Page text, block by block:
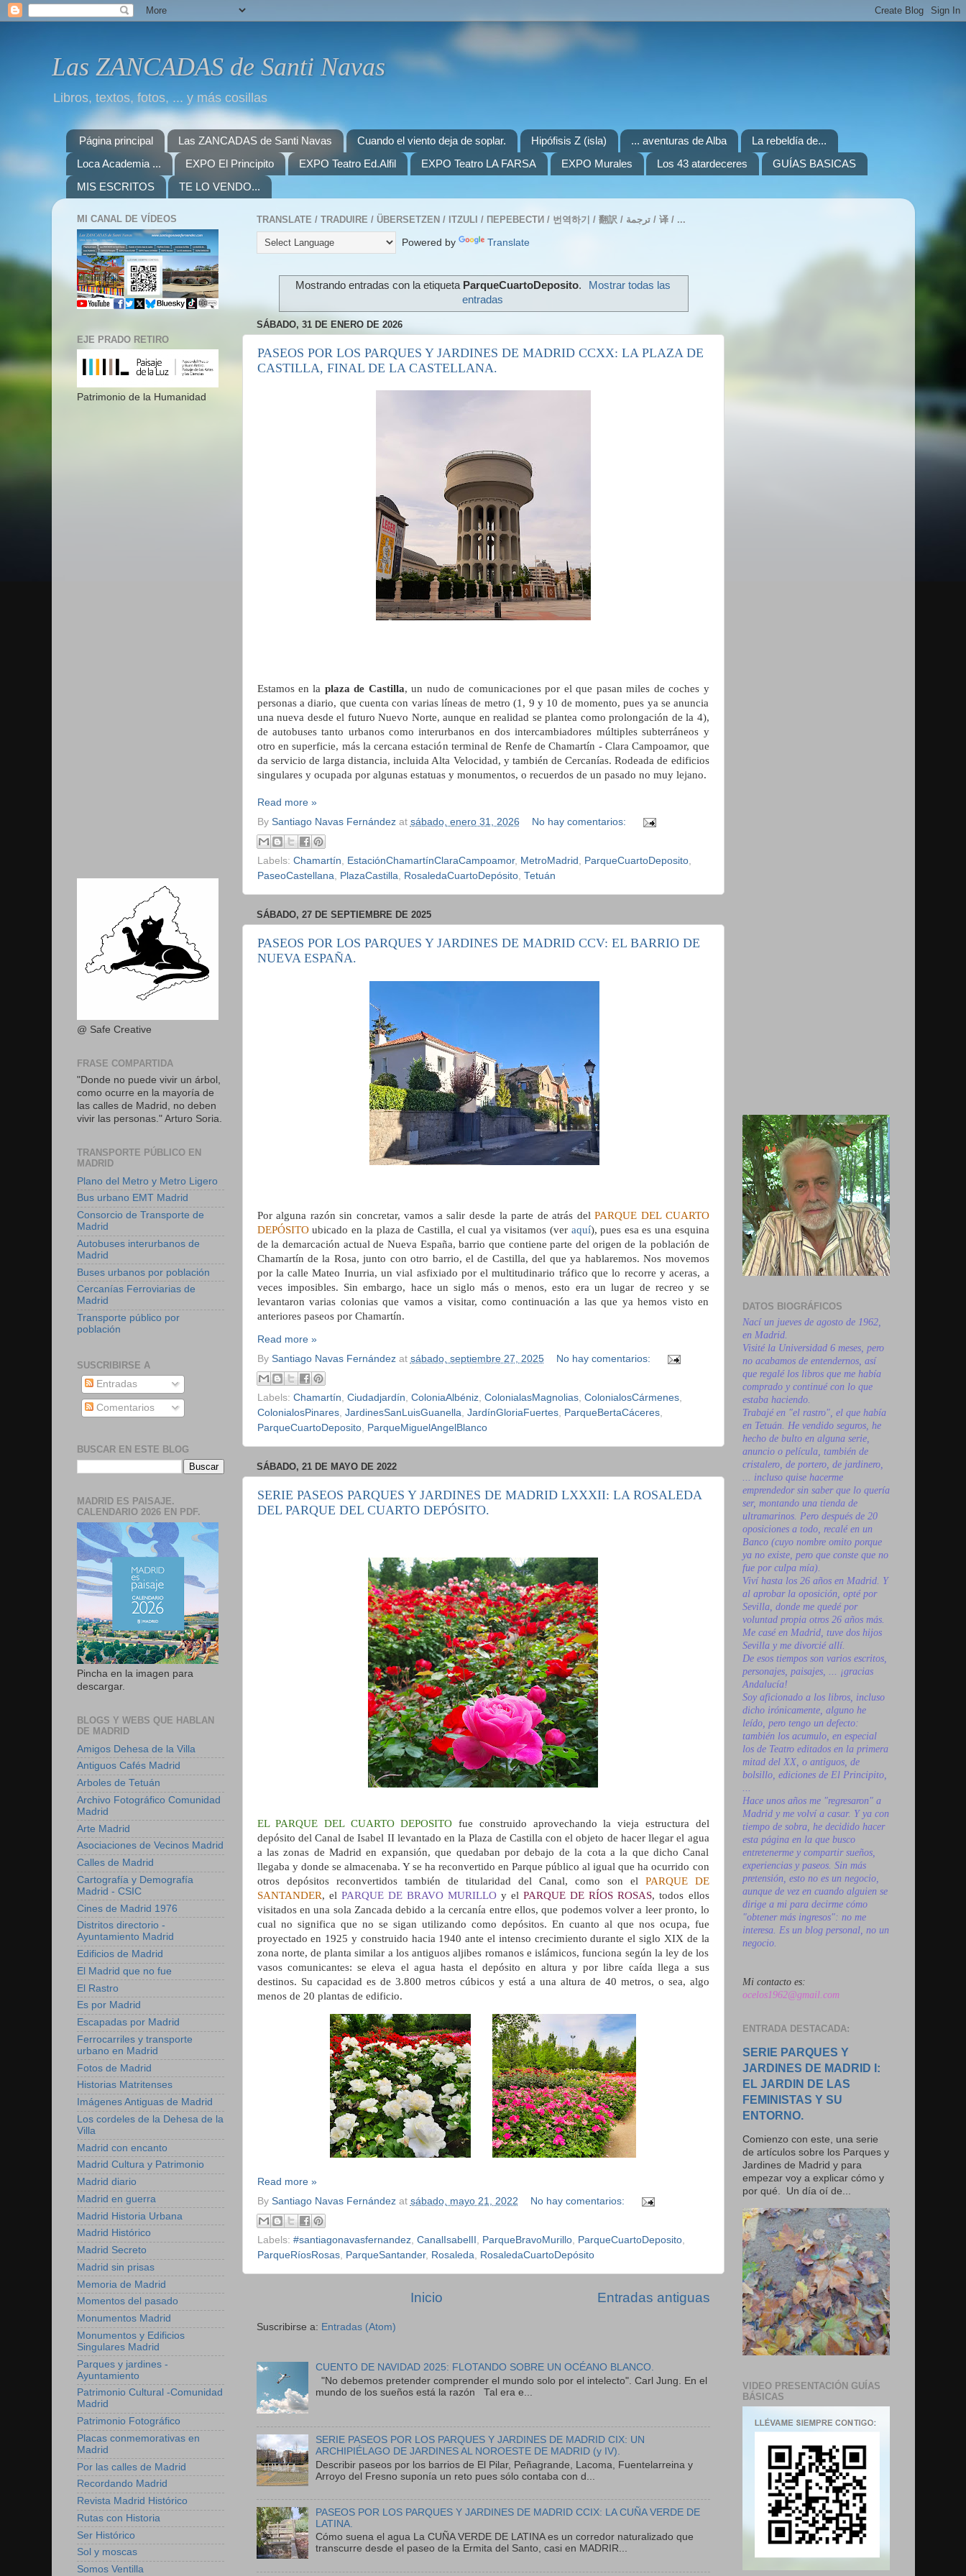
Las ZANCADAS de Santi Navas
Libros, textos, fotos, ... y más cosillas
Página principal Las ZANCADAS de Santi Navas Cuando el viento deja de soplar. Hipófisis Z (isla) ... aventuras de Alba
La rebeldía de...
Loca Academia ...
EXPO El Principito EXPO Teatro Ed.Alfil EXPO Teatro LA FARSA EXPO Murales Los 43 atardeceres
GUÍAS BASICAS
MIS ESCRITOS
TE LO VENDO...
TRANSLATE / TRADUIRE / ÜBERSETZEN / ITZULI / ПЕРЕВЕСТИ / 번역하기 / 翻訳 / ترجمة / 译 / ...
Powered by Translate
Mostrando entradas con la etiqueta ParqueCuartoDeposito.
Mostrar todas las
entradas
SÁBADO, 31 DE ENERO DE 2026
PASEOS POR LOS PARQUES Y JARDINES DE MADRID CCXX: LA PLAZA DE
CASTILLA, FINAL DE LA CASTELLANA.
Estamos en la plaza de Castilla, un nudo de comunicaciones por el que pasan miles de coches y
personas a diario, que cuenta con varias líneas de metro (1, 9 y 10 de momento, pues ya se anuncia
una nueva desde el futuro Nuevo Norte, aunque en realidad se plantea como prolongación de la 4),
de autobuses tanto urbanos como interurbanos en dos intercambiadores múltiples subterráneos y
otro en superficie, más la cercana estación terminal de Renfe de Chamartín - Clara Campoamor, que
da servicio de larga distancia, incluida Alta Velocidad, y también de Cercanías. Rodeada de edificios
singulares y ocupada por algunas estatuas y monumentos, o recuerdos de un pasado no muy lejano.
Read more »
By Santiago Navas Fernández at sábado, enero 31, 2026 No hay comentarios:
Labels: Chamartín EstaciónChamartínClaraCampoamor, MetroMadrid ParqueCuartoDeposito,
PaseoCastellana
PlazaCastilla RosaledaCuartoDepósito, Tetuán
SÁBADO, 27 DE SEPTIEMBRE DE 2025
PASEOS POR LOS PARQUES Y JARDINES DE MADRID CCV: EL BARRIO DE
NUEVA ESPAÑA.
Por alguna razón sin concretar, vamos a salir desde la parte de atrás delPARQUE DEL CUARTO
DEPÓSITOubicado en la plaza de Castilla, el cual ya visitamos (ver aquí), pues esa es una esquina
de la demarcación actual de Nueva España, barrio que contiene parte del origen de la población de
Chamartín de la Rosa, junto con otro barrio, el de Castilla, del que ya hablaremos. Nos movemos
por la calle Mateo Inurria, un vial asfixiado por el multitudinario tráfico que lo recorre y aceras, a
veces imposibles. Sin embargo, hace un siglo más o menos, esto era un lugar de recreo y se
levantaron varias colonias que vamos a visitar, como continuación a las que ya hemos visto en
anteriores paseos por Chamartín.
Read more »
By Santiago Navas Fernández at sábado, septiembre 27, 2025 No hay comentarios:
Labels: Chamartín Ciudadjardín ColoniaAlbéniz, ColonialasMagnolias, ColonialosCármenes,
ColonialosPinares, JardinesSanLuisGuanella JardínGloriaFuertes, ParqueBertaCáceres,
ParqueCuartoDeposito, ParqueMiguelAngelBlanco
SÁBADO, 21 DE MAYO DE 2022
SERIE PASEOS PARQUES Y JARDINES DE MADRID LXXXII: LA ROSALEDA
DEL PARQUE DEL CUARTO DEPÓSITO.
EL PARQUE DEL CUARTO DEPOSITO fue construido aprovechando la vieja estructura del
depósito del Canal de Isabel II levantado en la Plaza de Castilla con el objeto de hacer llegar el agua
a las zonas de Madrid en expansión, que quedaban por debajo de la cota a la que dicho Canal
llegaba y donde se almacenaba. Y se ha reconvertido en Parque público al igual que ha ocurrido con
otros depósitos reconvertidos también de titularidad del Canal, como son el PARQUE DE
SANTANDER, el PARQUE DE BRAVO MURILLOy elPARQUE DE RÍOS ROSAS, todos ellos
visitados en una sola Zancada debido a la cercanía entre ellos, que podemos volver a leer pronto, lo
cual no significa que no se sigan utilizando como depósitos. En cuanto al que nos ocupa, fue
proyectado en 1925 y construido hacia 1940 ante el intenso crecimiento durante el siglo XIX de la
zona norte, de planta similar a los antiguos aljibes romanos e islámicos, funciona según la ley de los
vasos comunicantes: se eleva el agua hasta el depósito en altura y por libre caída llega a sus
destinos. Su capacidad es de 3.800 metros cúbicos y está a una altura de 40 metros, o sea, algo
menos de 20 plantas de edificio.
Read more »
By Santiago Navas Fernández at sábado, mayo 21, 2022 No hay comentarios:
Labels: #santiagonavasfernandez, CanalIsabelII ParqueBravoMurillo, ParqueCuartoDeposito,
ParqueRíosRosas, ParqueSantander, Rosaleda RosaledaCuartoDepósito
Entradas antiguas
Inicio
Suscribirse a: Entradas (Atom)
CUENTO DE NAVIDAD 2025: FLOTANDO SOBRE UN OCÉANO BLANCO.
"No debemos pretender comprender el mundo solo por el intelecto". Carl Jung. En el
mundo de los sueños está la razón Tal era e...
SERIE PASEOS POR LOS PARQUES Y JARDINES DE MADRID CIX: UN
ARCHIPIÉLAGO DE JARDINES AL NOROESTE DE MADRID (y IV).
Describir paseos por los barrios de El Pilar, Peñagrande, Lacoma, Fuentelarreina y
Arroyo del Fresno suponía un reto pues sólo contaba con d...
PASEOS POR LOS PARQUES Y JARDINES DE MADRID CCIX: LA CUÑA VERDE DE
LATINA.
Cómo suena el agua La CUÑA VERDE DE LATINA es un corredor naturalizado que
transcurre desde el paseo de la Ermita del Santo, casi en MADRIR...
MI CANAL DE VÍDEOS
EJE PRADO RETIRO
Patrimonio de la Humanidad
@ Safe Creative
FRASE COMPARTIDA
"Donde no puede vivir un árbol,
como ocurre en la mayoría de
las calles de Madrid, no deben
vivir las personas." Arturo Soria.
TRANSPORTE PÚBLICO EN
MADRID
Plano del Metro y Metro Ligero
Bus urbano EMT Madrid
Consorcio de Transporte de
Madrid
Autobuses interurbanos de
Madrid
Buses urbanos por población
Cercanías Ferroviarias de
Madrid
Transporte público por
población
SUSCRIBIRSE A
Entradas
Comentarios
BUSCAR EN ESTE BLOG
MADRID ES PAISAJE.
CALENDARIO 2026 EN PDF.
Pincha en la imagen para
descargar.
BLOGS Y WEBS QUE HABLAN
DE MADRID
Amigos Dehesa de la Villa
Antiguos Cafés Madrid
Arboles de Tetuán
Archivo Fotográfico Comunidad
Madrid
Arte Madrid
Asociaciones de Vecinos Madrid
Calles de Madrid
Cartografía y Demografía
Madrid - CSIC
Cines de Madrid 1976
Distritos directorio -
Ayuntamiento Madrid
Edificios de Madrid
El Madrid que no fue
El Rastro
Es por Madrid
Escapadas por Madrid
Ferrocarriles y transporte
urbano en Madrid
Fotos de Madrid
Historias Matritenses
Imágenes Antiguas de Madrid
Los cordeles de la Dehesa de la
Villa
Madrid con encanto
Madrid Cultura y Patrimonio
Madrid diario
Madrid en guerra
Madrid Historia Urbana
Madrid Histórico
Madrid Secreto
Madrid sin prisas
Memoria de Madrid
Momentos del pasado
Monumentos Madrid
Monumentos y Edificios
Singulares Madrid
Parques y jardines -
Ayuntamiento
Patrimonio Cultural -Comunidad
Madrid
Patrimonio Fotográfico
Placas conmemorativas en
Madrid
Por las calles de Madrid
Recordando Madrid
Revista Madrid Histórico
Rutas con Historia
Ser Histórico
Sol y moscas
Somos Ventilla
DATOS BIOGRÁFICOS
Nací un jueves de agosto de 1962,
en Madrid.
Visité la Universidad 6 meses, pero
no acabamos de entendernos, así
que regalé los libros que me había
comprado y continué con lo que
estaba haciendo.
Trabajé en "el rastro", el que había
en Tetuán. He vendido seguros, he
hecho de bulto en alguna serie,
anuncio o película, también de
cristalero, de portero, de jardinero,
... incluso quise hacerme
emprendedor sin saber que lo quería
ser, montando una tienda de
ultramarinos. Pero después de 20
oposiciones a todo, recalé en un
Banco (cuyo nombre omito porque
ya no existe, pero que conste que no
fue por culpa mía).
Viví hasta los 26 años en Madrid. Y
al aprobar la oposición, opté por
Sevilla, donde me quedé por
voluntad propia otros 26 años más.
Me casé en Madrid, tuve dos hijos
Sevilla y me divorcié allí.
De esos tiempos son varios escritos,
personajes, paisajes, ... ¡gracias
Andalucía!
Soy aficionado a los libros, incluso
dicho irónicamente, alguno he
leído, pero tengo un defecto:
también los acumulo, en especial
los de Teatro editados en la primera
mitad del XX, o antiguos, de
bolsillo, ediciones de El Principito,
...
Hace unos años me "regresaron" a
Madrid y me volví a casar. Y ya con
tiempo de sobra, he decidido hacer
esta página en la que busco
entretenerme y compartir sueños,
experiencias y paseos. Sin más
pretensión, esto no es un negocio,
aunque de vez en cuando alguien se
dirige a mi para decirme cómo
"obtener más ingresos": no me
interesa. Es un blog personal, no un
negocio.
Mi contacto es:
ocelos1962@gmail.com
ENTRADA DESTACADA:
SERIE PARQUES Y
JARDINES DE MADRID I:
EL JARDIN DE LAS
FEMINISTAS Y SU
ENTORNO.
Comienzo con este, una serie
de artículos sobre los Parques y
Jardines de Madrid y para
empezar voy a explicar cómo y
por qué. Un día oí de...
VIDEO PRESENTACIÓN GUÍAS
BÁSICAS